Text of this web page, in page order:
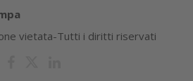
vietata-Tutti i diritti riservati